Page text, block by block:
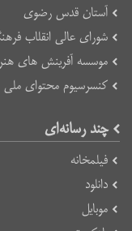
آستان قدس رضوی
شورای عالی انقلاب
موسسه آفرینش های
کنسرسیوم محتوای ملی
چند رسانه‌ای
فیلمخانه
دانلود
موبایل